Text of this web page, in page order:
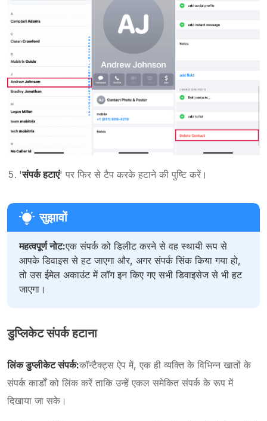
'संपर्क हटाएं' पर फिर से टैप करके हटाने की पुष्टि करें।
महत्वपूर्ण नोट:एक संपर्क को डिलीट करने से वह स्थायी रूप से
आपके डिवाइस से हट जाएगा और, अगर संपर्क सिंक किया गया हो,
तो उस ईमेल अकाउंट में लॉग इन किए गए सभी डिवाइसेज से भी हट
जाएगा।
डुप्लिकेट संपर्क हटाना
लिंक डुप्लीकेट संपर्क:कॉन्टैक्ट्स ऐप में, एक ही व्यक्ति के विभिन्न खातों के
संपर्क कार्डों को लिंक करें ताकि उन्हें एकल समेकित संपर्क के रूप में
दिखाया जा सके।